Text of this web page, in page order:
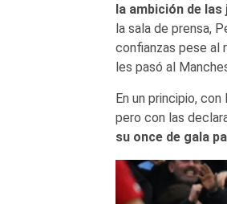
la ambición de
la sala de prensa,
confianzas pese al
les pasó al
En un principio,
pero con las
su once de gala